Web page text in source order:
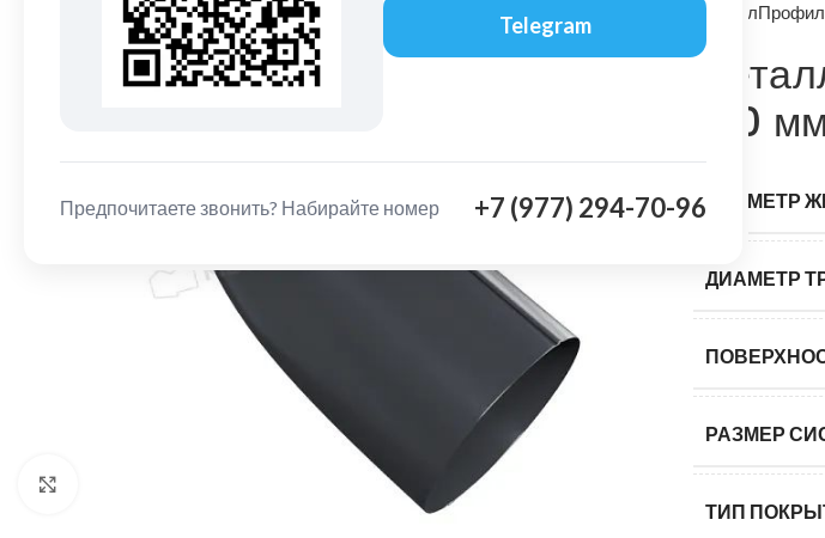
Telegram
Предпочитаете звонить? Набирайте номер +7 (977) 294-70-96
100
ДИАМЕТР
ДИАМЕТР
РАЗМЕР
ТИП